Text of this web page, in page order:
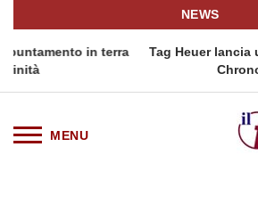
NEWS
Tag Heuer lancia una variante
Chronograph in esclusiva